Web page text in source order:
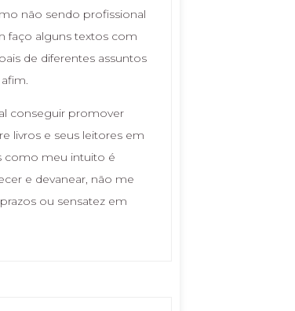
não sendo profissional
faço alguns textos com
de diferentes assuntos
conseguir promover
livros e seus leitores em
como meu intuito é
e devanear, não me
ou sensatez em